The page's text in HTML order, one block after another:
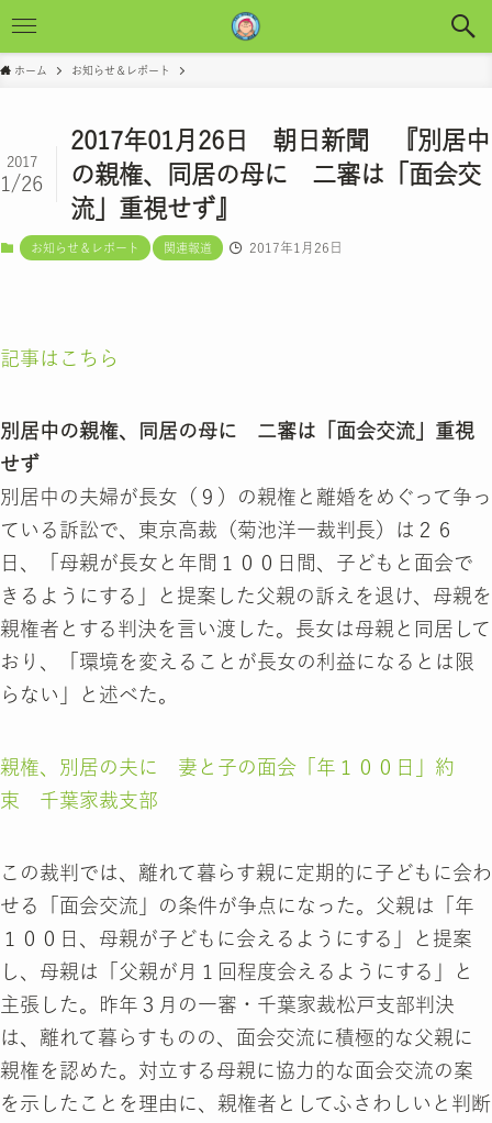
ホーム お知らせ＆レポート
2017年01月26日 朝日新聞 『別居中
の親権、同居の母に 二審は「面会交
流」重視せず』
2017
1/26
お知らせ＆レポート 関連報道 2017年1月26日
記事はこちら
別居中の親権、同居の母に 二審は「面会交流」重視
せず
別居中の夫婦が長女（９）の親権と離婚をめぐって争っ
ている訴訟で、東京高裁（菊池洋一裁判長）は２６
日、「母親が長女と年間１００日間、子どもと面会で
きるようにする」と提案した父親の訴えを退け、母親を
親権者とする判決を言い渡した。長女は母親と同居して
おり、「環境を変えることが長女の利益になるとは限
らない」と述べた。
親権、別居の夫に 妻と子の面会「年１００日」約
束 千葉家裁支部
この裁判では、離れて暮らす親に定期的に子どもに会わ
せる「面会交流」の条件が争点になった。父親は「年
１００日、母親が子どもに会えるようにする」と提案
し、母親は「父親が月１回程度会えるようにする」と
主張した。昨年３月の一審・千葉家裁松戸支部判決
は、離れて暮らすものの、面会交流に積極的な父親に
親権を認めた。対立する母親に協力的な面会交流の案
を示したことを理由に、親権者としてふさわしいと判断